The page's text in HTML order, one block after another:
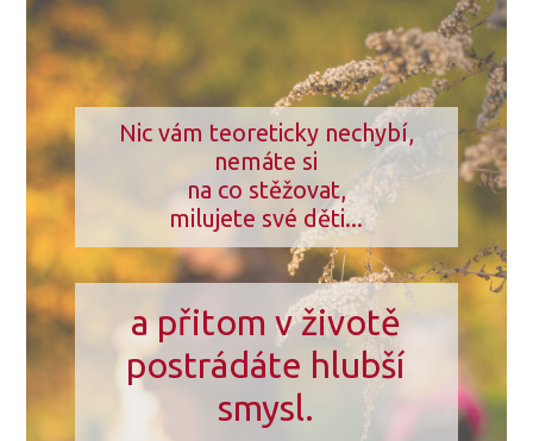
Nic vám teoreticky nechybí,
nemáte si
na co stěžovat,
milujete své děti...
a přitom v životě
postrádáte hlubší
smysl.